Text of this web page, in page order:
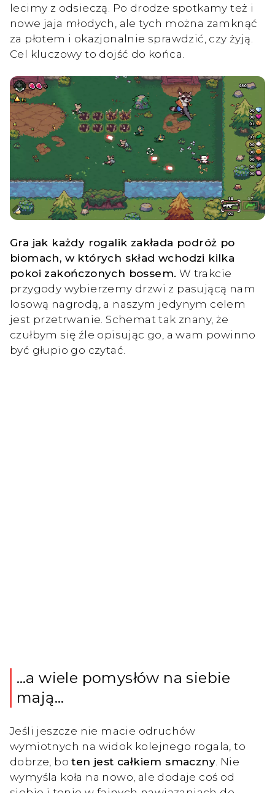
lecimy z odsieczą. Po drodze spotkamy też i
nowe jaja młodych, ale tych można zamknąć
za płotem i okazjonalnie sprawdzić, czy żyją.
Cel kluczowy to dojść do końca.
Gra jak każdy rogalik zakłada podróż po
biomach, w których skład wchodzi kilka
pokoi zakończonych bossem. W trakcie
przygody wybierzemy drzwi z pasującą nam
losową nagrodą, a naszym jedynym celem
jest przetrwanie. Schemat tak znany, że
czułbym się źle opisując go, a wam powinno
być głupio go czytać.
…a wiele pomysłów na siebie
mają…
Jeśli jeszcze nie macie odruchów
wymiotnych na widok kolejnego rogala, to
dobrze, boten jest całkiem smaczny . Nie
wymyśla koła na nowo, ale dodaje coś od